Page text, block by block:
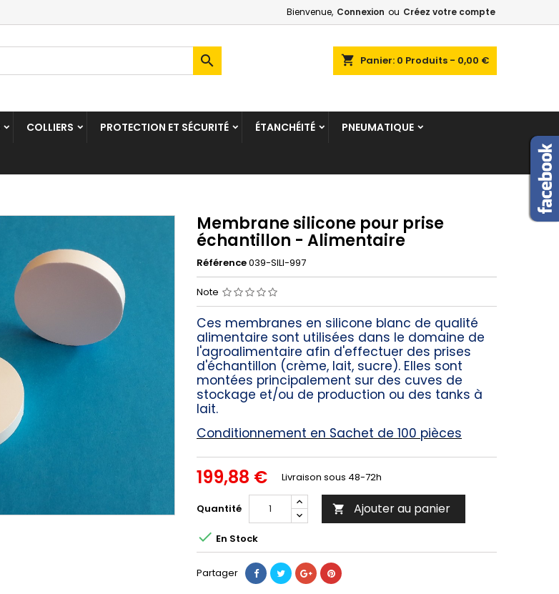
Bienvenue, Connexion ou Créez votre compte
shopping_cart Panier: 0 Produits - 0,00 €

COLLIERS PROTECTION ET SÉCURITÉ ÉTANCHÉITÉ PNEUMATIQUE
Membrane silicone pour prise
échantillon - Alimentaire
Référence039-SILI-997
Note
Ces membranes en silicone blanc de qualité
alimentaire sont utilisées dans le domaine de
l'agroalimentaire afin d'effectuer des prises
d'échantillon (crème, lait, sucre). Elles sont
montées principalement sur des cuves de
stockage et/ou de production ou des tanks à
lait.
Conditionnement en Sachet de 100 pièces
199,88 € Livraison sous 48-72h
Quantité  Ajouter au panier
 En Stock
Partager